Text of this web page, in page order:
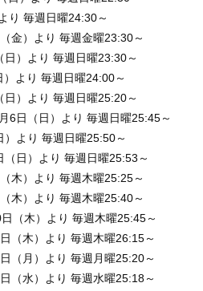
り 毎週日曜24:30～
金）より 毎週金曜23:30～
）より 毎週日曜23:30～
より 毎週日曜24:00～
）より 毎週日曜25:20～
日（日）より 毎週日曜25:45～
より 毎週日曜25:50～
日）より 毎週日曜25:53～
木）より 毎週木曜25:25～
木）より 毎週木曜25:40～
（木）より 毎週木曜25:45～
（木）より 毎週木曜26:15～
（月）より 毎週月曜25:20～
（水）より 毎週水曜25:18～